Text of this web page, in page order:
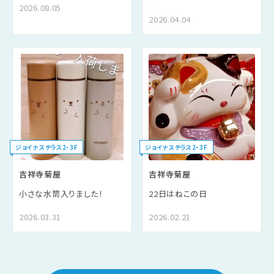
2026.08.05
2026.04.04
ジョイナステラス2・3F
吉祥寺菊屋
小さな水筒入りました！
2026.03.31
ジョイナステラス2・3F
吉祥寺菊屋
22日はねこの日
2026.02.21